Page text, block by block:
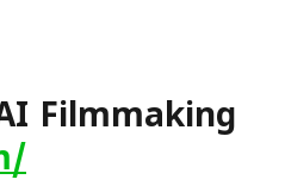
Filmmaking